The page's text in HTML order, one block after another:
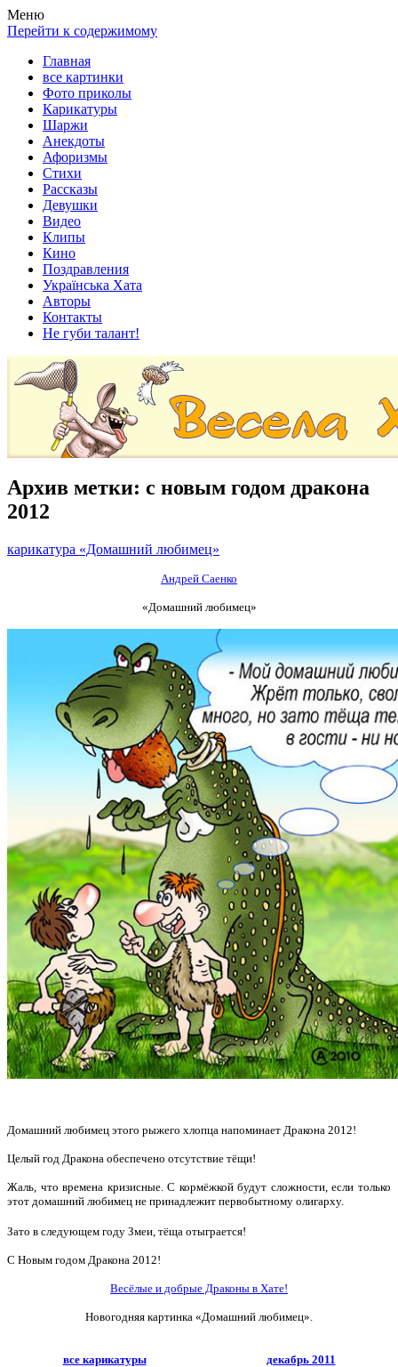
Весела хата — прикольные картинки, смешные истории,
клипы!
Покажем всем ваши фото приколы, карикатуры, шаржи, стихи,
рассказы, видео и песни!
Меню
Перейти к содержимому
Главная
все картинки
Фото приколы
Карикатуры
Шаржи
Анекдоты
Афоризмы
Стихи
Рассказы
Девушки
Видео
Клипы
Кино
Поздравления
Українська Хата
Авторы
Контакты
Не губи талант!
Архив метки: с новым годом дракона
2012
карикатура «Домашний любимец»
Андрей Саенко
«Домашний любимец»
Домашний любимец этого рыжего хлопца напоминает Дракона 2012!
Целый год Дракона обеспечено отсутствие тёщи!
Жаль, что времена кризисные. С кормёжкой будут сложности, если только
этот домашний любимец не принадлежит первобытному олигарху.
Зато в следующем году Змеи, тёща отыграется!
С Новым годом Дракона 2012!
Весёлые и добрые Драконы в Хате!
Новогодняя картинка «Домашний любимец».
все карикатуры декабрь 2011